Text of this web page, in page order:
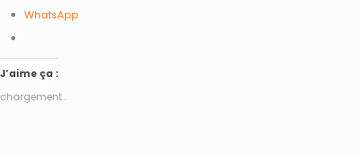
WhatsApp
J’aime ça :
chargement…